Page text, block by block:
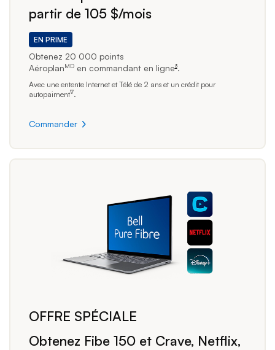
partir de 105 $/mois
EN PRIME
Obtenez 20 000 points
AéroplanMDen commandant en lignefootnote
3.
Avec une entente Internet et Télé de 2 ans et un crédit pour
autopaiment∇.
Commander
Commander
OFFRE SPÉCIALE
Obtenez Fibe 150 et Crave, Netflix,